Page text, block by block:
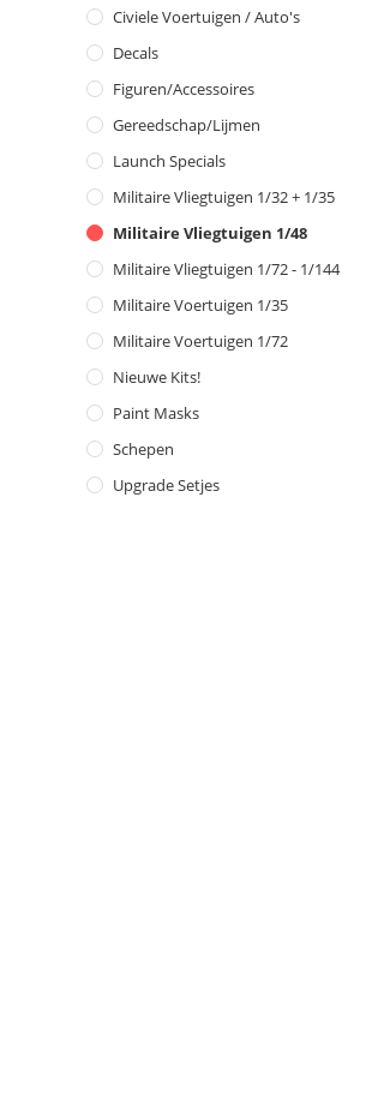
Civiele Voertuigen / Auto's
Decals
Figuren/Accessoires
Gereedschap/Lijmen
Launch Specials
Militaire Vliegtuigen 1/32 + 1/35
Militaire Vliegtuigen 1/48
Militaire Vliegtuigen 1/72 - 1/144
Militaire Voertuigen 1/35
Militaire Voertuigen 1/72
Nieuwe Kits!
Paint Masks
Schepen
Upgrade Setjes